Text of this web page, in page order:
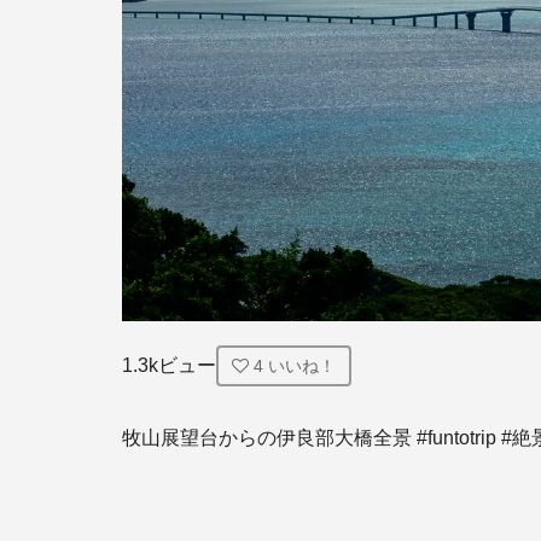
1.3kビュー 4いいね！
牧山展望台からの伊良部大橋全景 #funtotrip #絶